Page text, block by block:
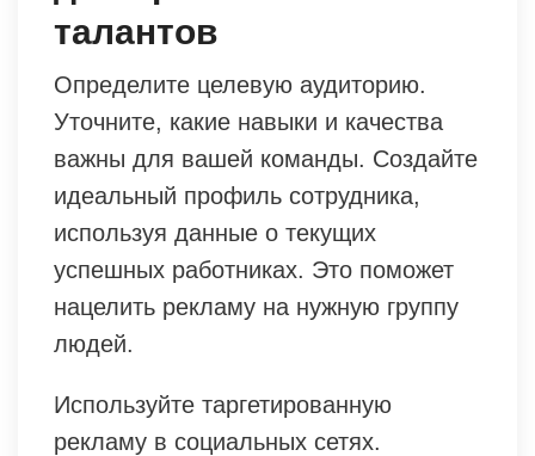
талантов
Определите целевую аудиторию.
Уточните, какие навыки и качества
важны для вашей команды. Создайте
идеальный профиль сотрудника,
используя данные о текущих
успешных работниках. Это поможет
нацелить рекламу на нужную группу
людей.
Используйте таргетированную
рекламу в социальных сетях.